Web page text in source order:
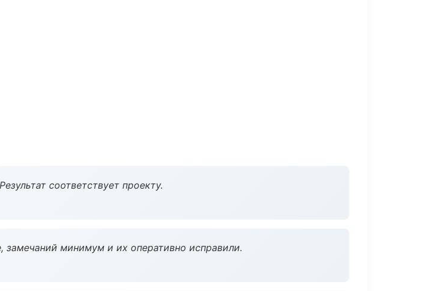
соответствует проекту.
замечаний минимум и их оперативно исправили.